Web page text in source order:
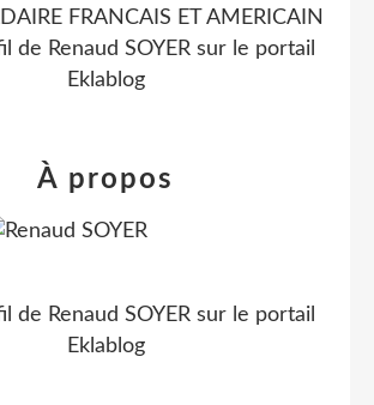
FRANCAIS ET AMERICAIN
de Renaud SOYER sur le portail
Eklablog
À propos
de Renaud SOYER sur le portail
Eklablog